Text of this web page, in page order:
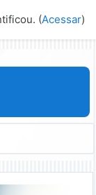
(Acessar)